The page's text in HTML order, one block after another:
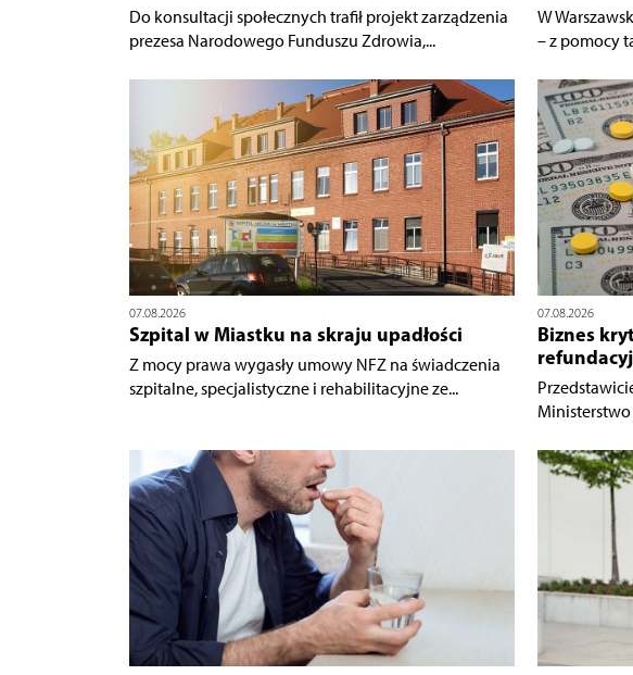
Do konsultacji społecznych trafił projekt zarządzenia
prezesa Narodowego Funduszu Zdrowia,...
W
– z pomocy
07.08.2026
Szpital w Miastku na skraju upadłości
Z mocy prawa wygasły umowy NFZ na świadczenia
szpitalne, specjalistyczne i rehabilitacyjne ze...
07.08.2026
Biznes